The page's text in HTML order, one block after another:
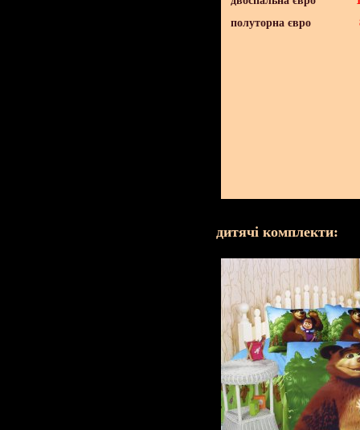
полуторна євро
дитячі комплекти: